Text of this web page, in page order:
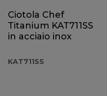
Ciotola Chef
Titanium KAT711SS
in acciaio inox
KAT711SS